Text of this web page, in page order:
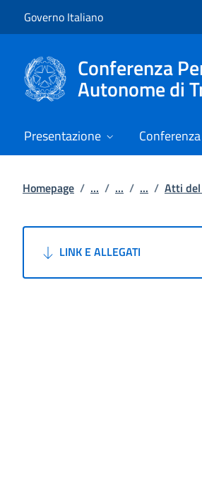
Governo Italiano
Conferenza
Autonome di
Presentazione
Homepage / ... / ... / ... / Atti
LINK E ALLEGATI